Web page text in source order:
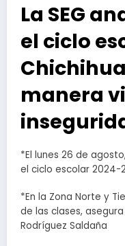
La SEG
el ciclo
manera
*El lunes 26 de
el ciclo escolar 2024-
*En la Zona Norte y
de las clases,
Rodríguez Saldaña